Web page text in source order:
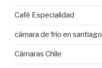
Café Especialidad
cámara de frío en santiago
Cámaras Chile